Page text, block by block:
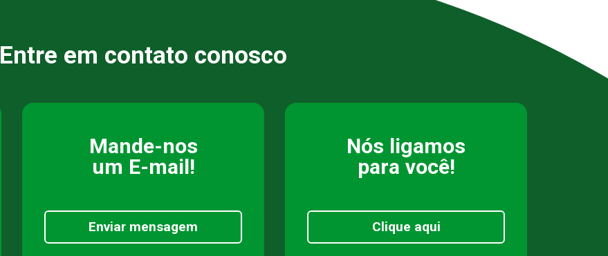
Entre em contato conosco
Mande-nos
um E-mail!
Enviar mensagem
Nós ligamos
para você!
Clique aqui